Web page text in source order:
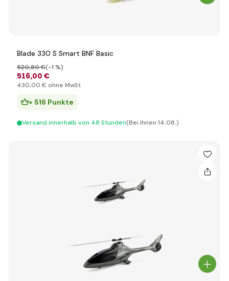
Blade 330 S Smart BNF Basic
516,00 €
520,80 €(-1 %)
430,00 € ohne MwSt
+ 516 Punkte
Versand innerhalb von 48 Stunden(Bei Ihnen 14.08.)